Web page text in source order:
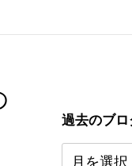
過去のブ